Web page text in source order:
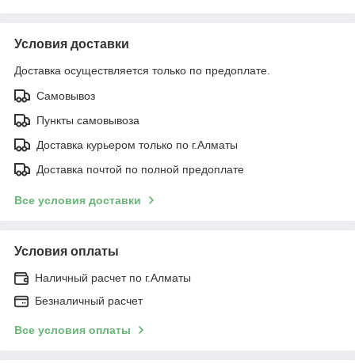
Условия доставки
Доставка осуществляется только по предоплате.
Самовывоз
Пункты самовывоза
Доставка курьером только по г.Алматы
Доставка почтой по полной предоплате
Все условия доставки
Условия оплаты
Наличный расчет по г.Алматы
Безналичный расчет
Все условия оплаты